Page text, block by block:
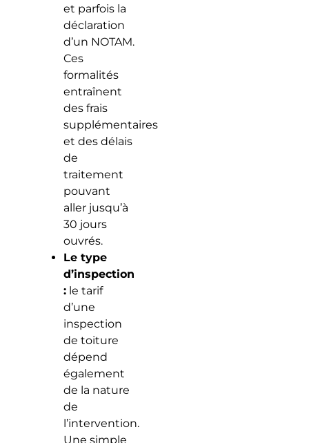
et parfois la
déclaration
d’un NOTAM.
Ces
formalités
entraînent
des frais
supplémentaires
et des délais
de
traitement
pouvant
aller jusqu’à
30 jours
ouvrés.
Le type
d’inspection
:le tarif
d’une
inspection
de toiture
dépend
également
de la nature
de
l’intervention.
Une simple